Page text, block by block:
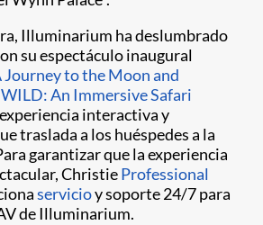
Illuminarium ha deslumbrado
su espectáculo inaugural
Journey to the Moon and
WILD: An Immersive Safari
interactiva y
traslada a los huéspedes a la
garantizar que la experiencia
ChristieProfessional
servicioy soporte 24/7 para
de Illuminarium.